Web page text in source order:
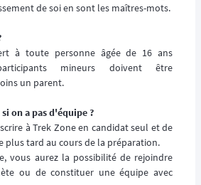
de soi en sont les maîtres-mots.
à toute personne âgée de 16 ans
mineurs doivent être
un parent.
on a pas d'équipe ?
à Trek Zone en candidat seul et de
plus tard au cours de la préparation.
vous aurez la possibilité de rejoindre
ou de constituer une équipe avec